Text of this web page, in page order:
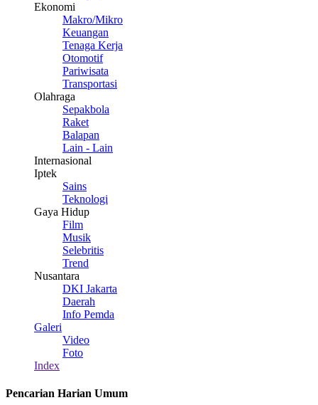
Ekonomi
Makro/Mikro
Keuangan
Tenaga Kerja
Otomotif
Pariwisata
Transportasi
Olahraga
Sepakbola
Raket
Balapan
Lain - Lain
Internasional
Iptek
Sains
Teknologi
Gaya Hidup
Film
Musik
Selebritis
Trend
Nusantara
DKI Jakarta
Daerah
Info Pemda
Galeri
Video
Foto
Index
Pencarian Harian Umum